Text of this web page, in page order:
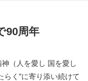
90周年
（人を愛し 国を愛し
らく”に寄り添い続けて